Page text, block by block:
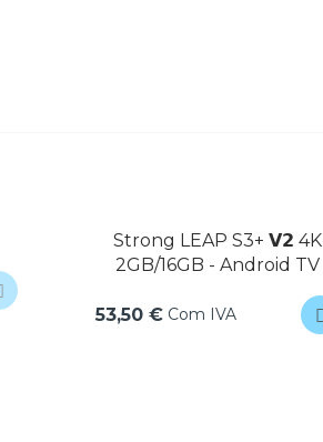
Strong LEAP S3+ 𝗩𝟮 4K
2GB/16GB - Android TV
53,50 €Com IVA